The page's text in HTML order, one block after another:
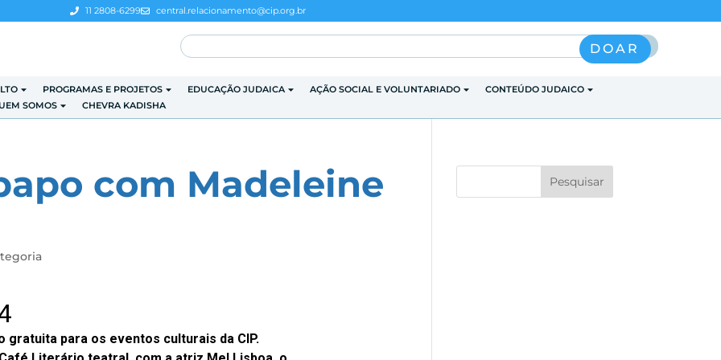
11 2808-6299 central.relacionamento@cip.org.br
Pesquisar
DOAR
PROGRAMAS E PROJETOS EDUCAÇÃO JUDAICA AÇÃO SOCIAL E VOLUNTARIADO
CONTEÚDO JUDAICO
SOMOS
CHEVRA KADISHA
com Madeleine